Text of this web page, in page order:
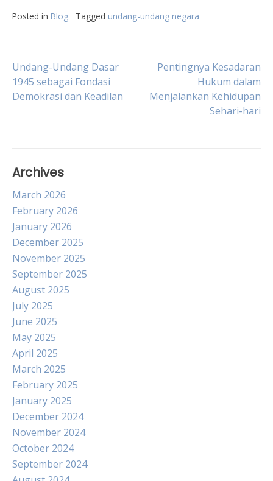
Posted in Blog Tagged undang-undang negara
Post
navigation
Undang-Undang Dasar
1945 sebagai Fondasi
Demokrasi dan Keadilan
Pentingnya Kesadaran
Hukum dalam
Menjalankan Kehidupan
Sehari-hari
Archives
March 2026
February 2026
January 2026
December 2025
November 2025
September 2025
August 2025
July 2025
June 2025
May 2025
April 2025
March 2025
February 2025
January 2025
December 2024
November 2024
October 2024
September 2024